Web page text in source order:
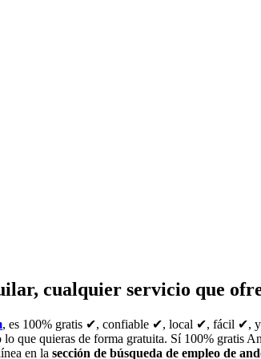
cualquier servicio que
, es 100% gratis ✔, confiable ✔, local ✔, fácil ✔,
que quieras de forma gratuita. Sí 100% gratis
en la sección de búsqueda de empleo de